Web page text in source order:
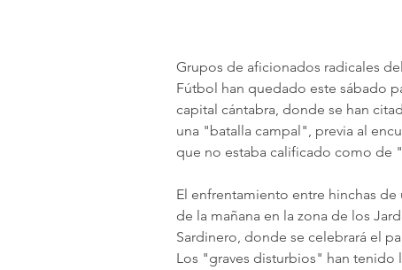
Grupos de aficionados radicales
Fútbol han quedado este sábado
capital cántabra, donde se han
una "batalla campal", previa al
que no estaba calificado como de
El enfrentamiento entre hinchas
de la mañana en la zona de los
Sardinero, donde se celebrará el
Los "graves disturbios" han tenido